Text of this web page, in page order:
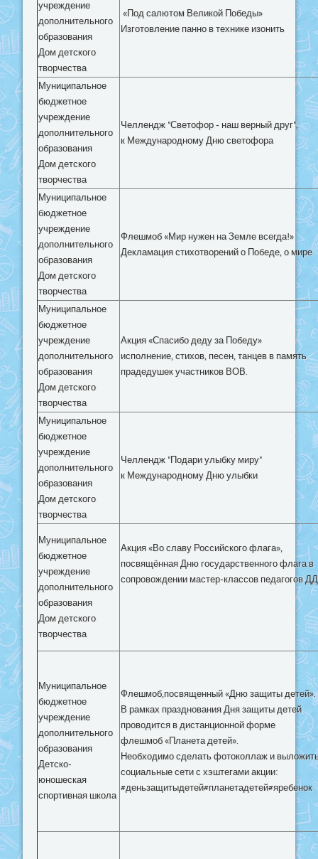
учреждение
дополнительного
образования
Дом детского
творчества
«Под салютом Великой Победы»
Изготовление панно в технике изонить
Муниципальное
бюджетное
учреждение
дополнительного
образования
Дом детского
творчества
Челлендж "Светофор - наш верный друг",
к Международному Дню светофора
Муниципальное
бюджетное
учреждение
дополнительного
образования
Дом детского
творчества
Флешмоб «Мир нужен на Земле всегда!»
Декламация стихотворений о Победе, о мире
Муниципальное
бюджетное
учреждение
дополнительного
образования
Дом детского
творчества
Акция «Спасибо деду за Победу»
исполнение, стихов, песен, танцев в память
прадедушек участников ВОВ.
Муниципальное
бюджетное
учреждение
дополнительного
образования
Дом детского
творчества
Челлендж "Подари улыбку миру"
к Международному Дню улыбки
Муниципальное
бюджетное
учреждение
дополнительного
образования
Дом детского
творчества
Акция «Во славу Российского флага»,
посвящённая Дню государственного флага в
сопровождении мастер-классов педагогов
Муниципальное
бюджетное
учреждение
дополнительного
образования
Детско-
юношеская
спортивная школа
Флешмоб,посвященный «Дню защиты детей».
В рамках празднования Дня защиты детей
проводится в дистанционной форме
флешмоб «Планета детей».
Необходимо сделать фотоколлаж и
социальные сети с хэштегами акции:
#деньзащитыдетей#планетадетей#яребенок